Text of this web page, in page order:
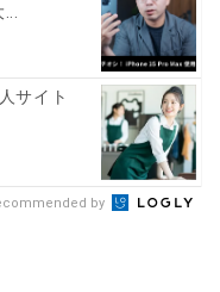
サイト
by